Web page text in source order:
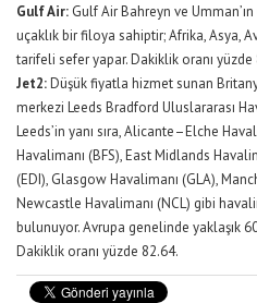
Gulf Air: Gulf Air Bahreyn ve
uçaklık bir filoya sahiptir; Afrika, Asya,
tarifeli sefer yapar. Dakiklik oranı yüzde
Jet2:Düşük fiyatla hizmet sunan
merkezi Leeds Bradford Uluslararası
Leeds’in yanı sıra, Alicante–Elche
Havalimanı (BFS), East Midlands
(EDI), Glasgow Havalimanı (GLA),
Newcastle Havalimanı (NCL) gibi
bulunuyor. Avrupa genelinde yaklaşık
Dakiklik oranı yüzde 82.64.